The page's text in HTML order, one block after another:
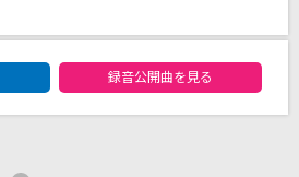
録音公開曲を見る